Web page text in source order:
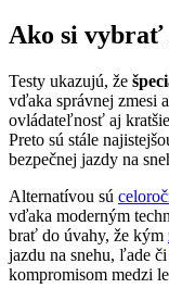
Ako si vybrať
Testy ukazujú, že
vďaka správnej zmesi
ovládateľnosť aj
Preto sú stále
bezpečnej jazdy na
Alternatívou sú
vďaka moderným
brať do úvahy, že kým
jazdu na snehu, ľade
kompromisom medzi